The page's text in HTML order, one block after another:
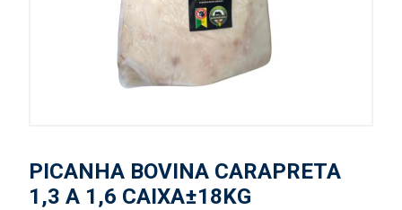
PICANHA BOVINA CARAPRETA
1,3 A 1,6 CAIXA±18KG